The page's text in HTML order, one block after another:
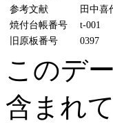
参考文献
田中喜
焼付台帳番号
t-001
旧原板番号
0397
このデ
含まれ